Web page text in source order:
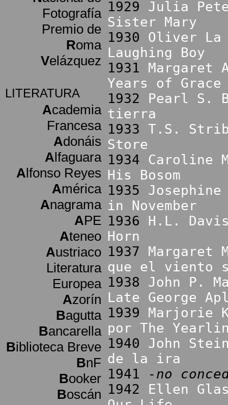
Fotografía
Premio de
Roma
Velázquez
LITERATURA
Academia
Francesa
Adonáis
Alfaguara
Alfonso Reyes
América
Anagrama
APE
Ateneo
Austriaco
Literatura
Europea
Azorín
Bagutta
Bancarella
Biblioteca Breve
BnF
Booker
Boscán
1929 Julia
Sister Mary
1930 Oliver La
Laughing Boy
1931 Margaret
Years of Grace
1932 Pearl S.
tierra
1933 T.S.
Store
1934 Caroline
His Bosom
1935 Josephine
in November
1936 H.L.
Horn
1937 Margaret
que el viento
1938 John P.
Late George
1939 Marjorie
por The
1940 John
de la ira
1941
-no
1942 Ellen